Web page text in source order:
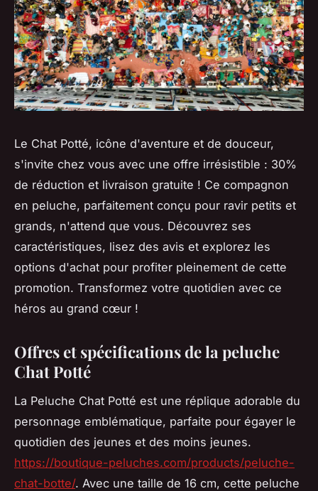
Le Chat Potté, icône d'aventure et de douceur,
s'invite chez vous avec une offre irrésistible : 30%
de réduction et livraison gratuite ! Ce compagnon
en peluche, parfaitement conçu pour ravir petits et
grands, n'attend que vous. Découvrez ses
caractéristiques, lisez des avis et explorez les
options d'achat pour profiter pleinement de cette
promotion. Transformez votre quotidien avec ce
héros au grand cœur !
Offres et spécifications de la peluche
Chat Potté
La Peluche Chat Potté est une réplique adorable du
personnage emblématique, parfaite pour égayer le
quotidien des jeunes et des moins jeunes.
https://boutique-peluches.com/products/peluche-
chat-botte/. Avec une taille de 16 cm, cette peluche